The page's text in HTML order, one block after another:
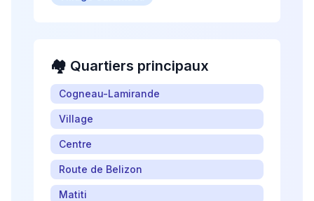
🏘️ Quartiers principaux
Cogneau-Lamirande
Village
Centre
Route de Belizon
Matiti